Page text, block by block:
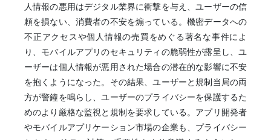
人情報の悪用はデジタル業界に衝撃を与え、ユーザーの信
頼を損ない、消費者の不安を煽っている。機密データへの
不正アクセスや個人情報の売買をめぐる著名な事件によ
り、モバイルアプリのセキュリティの脆弱性が露呈し、ユ
ーザーは個人情報が悪用された場合の潜在的な影響に不安
を抱くようになった。その結果、ユーザーと規制当局の両
方が警鐘を鳴らし、ユーザーのプライバシーを保護するた
めのより厳格な監視と規制を要求している。アプリ開発者
やモバイルアプリケーション市場の企業も、プライバシー